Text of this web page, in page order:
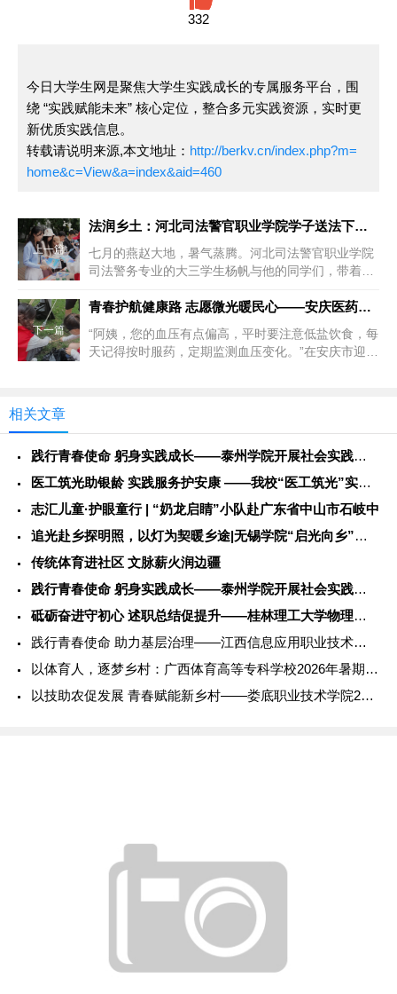
332
今日大学生网是聚焦大学生实践成长的专属服务平台，围
绕 “实践赋能未来” 核心定位，整合多元实践资源，实时更
新优质实践信息。
转载请说明来源,本文地址： http://berkv.cn/index.php?m=
home&c=View&a=index&aid=460
上一篇
法润乡土：河北司法警官职业学院学子送法下乡的盛夏实践
七月的燕赵大地，暑气蒸腾。河北司法警官职业学院
司法警务专业的大三学生杨帆与他的同学们，带着精
下一篇
青春护航健康路 志愿微光暖民心——安庆医药高等专科学校护理专
“阿姨，您的血压有点偏高，平时要注意低盐饮食，每
天记得按时服药，定期监测血压变化。”在安庆市迎江
相关文章
践行青春使命 躬身实践成长——泰州学院开展社会实践服务活动
医工筑光助银龄 实践服务护安康 ——我校“医工筑光”实践团开
志汇儿童·护眼童行 | “奶龙启睛”小队赴广东省中山市石岐中
追光赴乡探明照，以灯为契暖乡途|无锡学院“启光向乡”社会实践
传统体育进社区 文脉薪火润边疆
践行青春使命 躬身实践成长——泰州学院开展社会实践服务活动
砥砺奋进守初心 述职总结促提升——桂林理工大学物理与电子信息
践行青春使命 助力基层治理——江西信息应用职业技术学院202
以体育人，逐梦乡村：广西体育高等专科学校2026年暑期社会实
以技助农促发展 青春赋能新乡村——娄底职业技术学院2026年